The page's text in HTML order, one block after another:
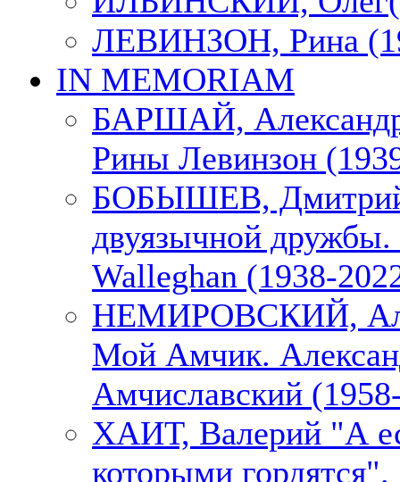
ЛЕВИНЗОН, Рина
IN MEMORIAM
БАРШАЙ,
Рины Левинзон
БОБЫШЕВ,
двуязычной
Walleghan (1938-
НЕМИРОВСКИЙ,
Мой Амчик.
Амчиславский
ХАИТ, Валерий "А
которыми